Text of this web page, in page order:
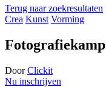
Terug naar zoekresultaten
Crea Kunst Vorming
Fotografiekamp
Door Clickit
Nu inschrijven